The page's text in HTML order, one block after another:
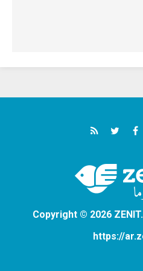
Copyright © 2026
https://